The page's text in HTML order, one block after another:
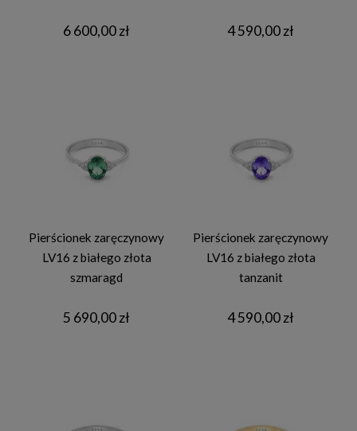
6 600,00 zł 4 590,00 zł
Pierścionek zaręczynowy
LV16 z białego złota
szmaragd
5 690,00 zł
Pierścionek zaręczynowy
LV16 z białego złota
tanzanit
4 590,00 zł